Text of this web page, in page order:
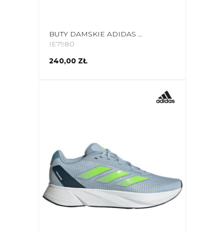
BUTY DAMSKIE ADIDAS DURAMO SL IE7980
IE7980
240,00 ZŁ